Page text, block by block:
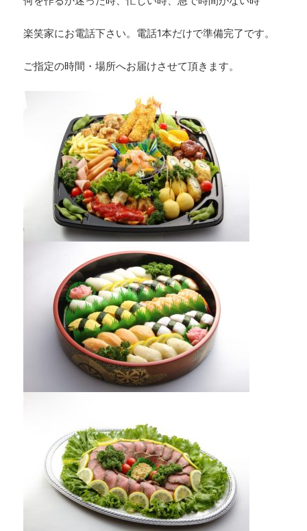
楽笑家にお電話下さい。電話1本だけで準備完了です。
ご指定の時間・場所へお届けさせて頂きます。